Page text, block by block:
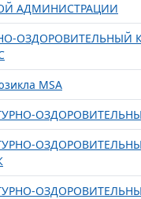
АДМИНИСТРАЦИИ
ОЗДОРОВИТЕЛЬНЫЙ
MSA